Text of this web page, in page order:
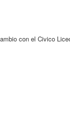
con el Civico